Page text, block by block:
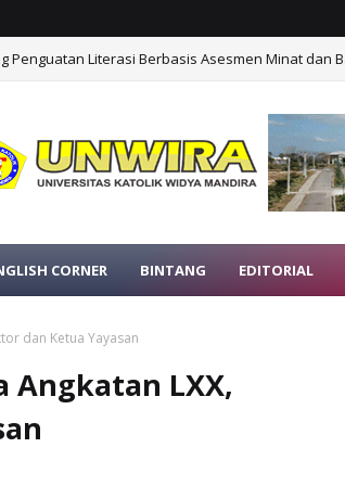
Penguatan Literasi Berbasis Asesmen Minat dan
CORNER BINTANG EDITORIAL
dan Ketua Yayasan
Angkatan LXX,